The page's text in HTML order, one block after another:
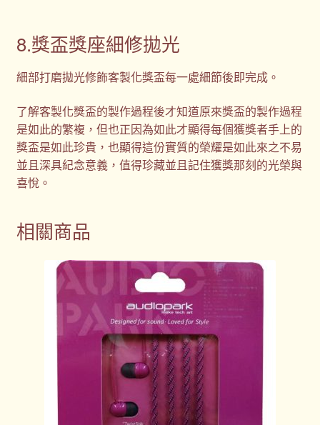
8.獎盃獎座細修拋光
細部打磨拋光修飾客製化獎盃每一處細節後即完成。
了解客製化獎盃的製作過程後才知道原來獎盃的製作過程
是如此的繁複，但也正因為如此才顯得每個獲獎者手上的
獎盃是如此珍貴，也顯得這份實質的榮耀是如此來之不易
並且深具紀念意義，值得珍藏並且記住獲獎那刻的光榮與
喜悅。
相關商品